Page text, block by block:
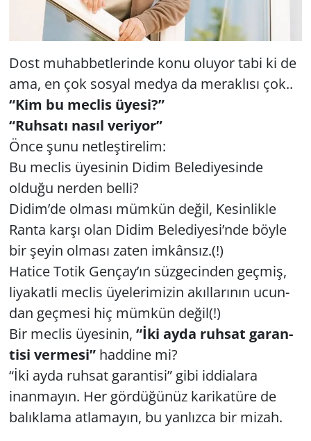
Dost muhabbetlerinde konu oluyor tabi ki de
ama, en çok sosyal medya da meraklısı çok..
“Kim bu mec­lis üyesi?”
“Ruhsatı nasıl veriyor”
Önce şunu net­leş­ti­re­lim:
Bu meclis üyesinin Didim Belediyesinde
olduğu nerden belli?
Didim’de olması mümkün değil, Kesinlikle
Ranta karşı olan Didim Be­le­di­ye­si’nde böyle
bir şeyin ol­ma­sı zaten im­kân­sız.(!)
Ha­ti­ce Totik Gen­çay’ın süz­ge­cin­den geç­miş,
liyakatli meclis üyelerimizin akıl­la­rı­nın ucun­
dan geçmesi hiç mümkün değil(!)
Bir meclis üyesinin, “İki ayda ruh­sat ga­ran­
ti­si vermesi” haddine mi?
“İki ayda ruh­sat ga­ran­ti­si” gibi id­di­ala­ra
inanmayın. Her gördüğünüz karikatüre de
balıklama atlamayın, bu yanlızca bir mizah.
Yerel